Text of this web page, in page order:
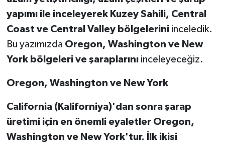
yapımı ile inceleyerek Kuzey Sahili, Central
Coast ve Central Valley bölgelerini inceledik.
Bu yazımızda Oregon, Washington ve New
York bölgeleri ve şaraplarını inceleyeceğiz.
Oregon, Washington ve New York
California (Kaliforniya)'dan sonra şarap
üretimi için en önemli eyaletler Oregon,
Washington ve New York'tur. İlk ikisi
Teknoloji
Yaşam